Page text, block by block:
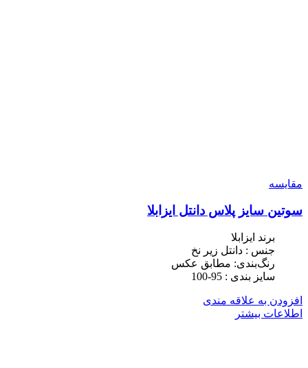
مقایسه
سوتین‌ ‌سایز پلاس دانتل ایزابلا
برند ایزابلا
جنس : دانتل زیر نخ
رنگ‌بندی: مطابق عکس
سایز بندی : 95-100
افزودن به علاقه مندی
اطلاعات بیشتر